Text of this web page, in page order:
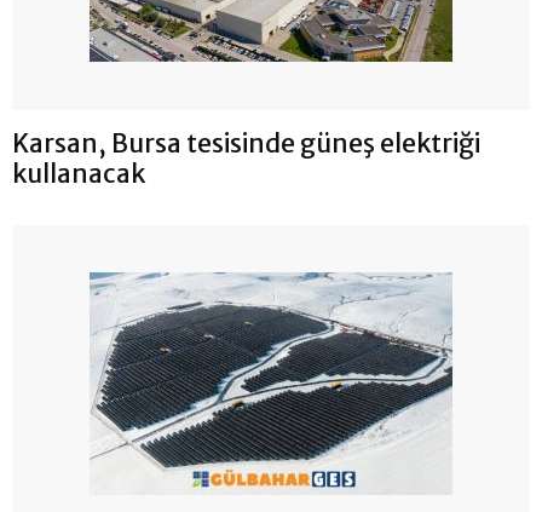
Karsan, Bursa tesisinde güneş elektriği
kullanacak